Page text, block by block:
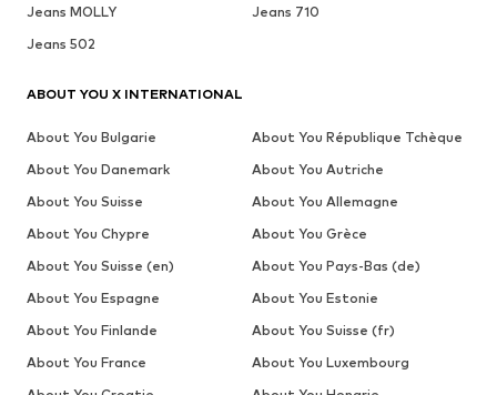
Jeans MOLLY
Jeans 710
Jeans 502
ABOUT YOU X INTERNATIONAL
About You Bulgarie
About You République Tchèque
About You Danemark
About You Autriche
About You Suisse
About You Allemagne
About You Chypre
About You Grèce
About You Suisse (en)
About You Pays-Bas (de)
About You Espagne
About You Estonie
About You Finlande
About You Suisse (fr)
About You France
About You Luxembourg